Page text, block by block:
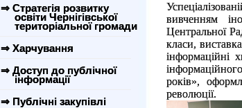
⇒ Стратегія розвитку
освіти Чернігівської
територіальної громади
⇒ Харчування
⇒ Доступ до публічної
інформації
⇒ Публічні закупівлі
вивченням
Центральної
класи,
інформаційні
років»,
революції.